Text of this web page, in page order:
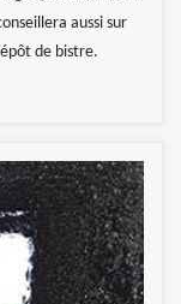
aussi sur
de bistre.